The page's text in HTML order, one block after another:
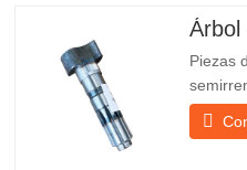
Piezas
PO218971,
Producto Repuestos para remolques